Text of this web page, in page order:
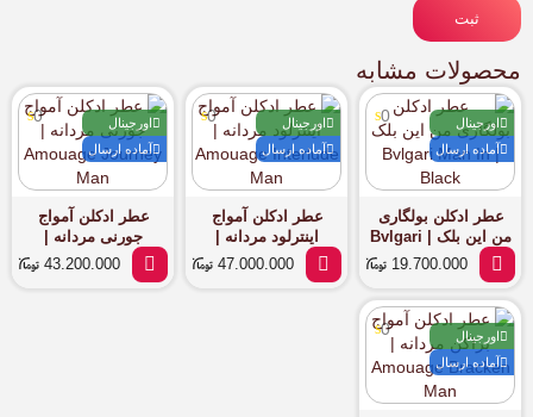
ثبت
محصولات مشابه
اورجینال
آماده ارسال
0
عطر ادکلن بولگاری
من این بلک | Bvlgari
Man In Black
19.700.000
اورجینال
آماده ارسال
0
عطر ادکلن آمواج
اینترلود مردانه |
Amouage Interlude
47.000.000
اورجینال
آماده ارسال
0
عطر ادکلن آمواج
جورنی مردانه |
Amouage Journey
43.200.000
اورجینال
آماده ارسال
0